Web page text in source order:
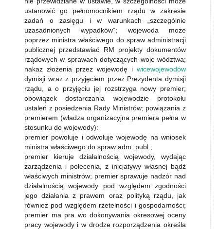
ustanowić go pełnomocnikiem rządu w zakresie
zadań o zasięgu i w warunkach „szczególnie
uzasadnionych wypadków”; wojewoda może
poprzez ministra właściwego do spraw administracji
publicznej przedstawiać RM projekty dokumentów
rządowych w sprawach dotyczących woje­ wództwa;
nakaz złożenia przez wojewodę i wicewojewodów
dymisji wraz z przyjęciem przez Prezydenta dymisji
rządu, a o przyjęciu jej rozstrzyga nowy premier;
obowiązek dostarczania wojewodzie protokołu
ustaleń z posie­dzenia Rady Ministrów; powiązania z
premierem (władza organizacyjna premiera pełna w
stosunku do wojewody):
premier powołuje i odwołuje wojewodę na wniosek
ministra właściwego do spraw adm. publ.;
premier kieruje działalnością wojewody, wydając
zarządzenia i polecenia, z inicjatywy własnej bądź
właściwych ministrów; premier sprawuje nadzór nad
działalnością wojewody pod względem zgodności
jego działania z prawem oraz polityką rządu, jak
również pod względem rzetelności i gospodarności;
premier ma pra­ wo dokonywania okresowej oceny
pracy wojewody i w drodze rozporządzenia określa